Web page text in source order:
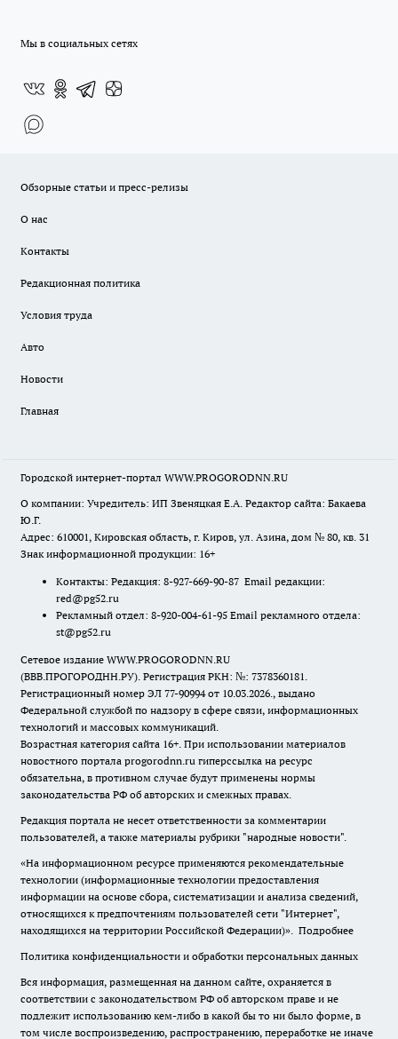
Мы в социальных сетях
Обзорные статьи и пресс-релизы
О нас
Контакты
Редакционная политика
Условия труда
Авто
Новости
Главная
Городской интернет-портал WWW.PROGORODNN.RU
О компании: Учредитель: ИП Звеняцкая Е.А. Редактор сайта: Бакаева
Ю.Г.
Адрес: 610001, Кировская область, г. Киров, ул. Азина, дом № 80, кв. 31
Знак информационной продукции: 16+
Контакты: Редакция: 8-927-669-90-87 Email редакции:
red@pg52.ru
Рекламный отдел: 8-920-004-61-95 Email рекламного отдела:
st@pg52.ru
Сетевое издание WWW.PROGORODNN.RU
(ВВВ.ПРОГОРОДНН.РУ). Регистрация РКН: №: 7378360181.
Регистрационный номер ЭЛ 77-90994 от 10.03.2026., выдано
Федеральной службой по надзору в сфере связи, информационных
технологий и массовых коммуникаций.
Возрастная категория сайта 16+. При использовании материалов
новостного портала progorodnn.ru гиперссылка на ресурс
обязательна, в противном случае будут применены нормы
законодательства РФ об авторских и смежных правах.
Редакция портала не несет ответственности за комментарии
пользователей, а также материалы рубрики "народные новости".
«На информационном ресурсе применяются рекомендательные
технологии (информационные технологии предоставления
информации на основе сбора, систематизации и анализа сведений,
относящихся к предпочтениям пользователей сети "Интернет",
находящихся на территории Российской Федерации)». Подробнее
Политика конфиденциальности и обработки персональных данных
Вся информация, размещенная на данном сайте, охраняется в
соответствии с законодательством РФ об авторском праве и не
подлежит использованию кем-либо в какой бы то ни было форме, в
том числе воспроизведению, распространению, переработке не иначе